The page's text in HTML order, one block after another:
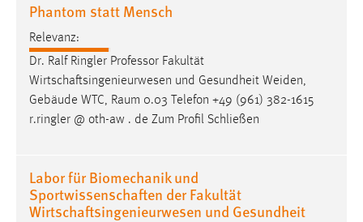
Phantom statt Mensch
Relevanz:
Dr. Ralf Ringler Professor Fakultät
Wirtschaftsingenieurwesen und Gesundheit Weiden,
Gebäude WTC, Raum 0.03 Telefon +49 (961) 382-1615
r.ringler @ oth-aw . de Zum Profil Schließen
Labor für Biomechanik und
Sportwissenschaften der Fakultät
Wirtschaftsingenieurwesen und Gesundheit